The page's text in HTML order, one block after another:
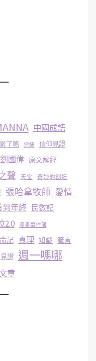
中國成語
了嗎 保捷 信仰見證
劉國偉 原文解經
聲 天堂 奇妙的創造
張哈拿牧師 愛情
到年終 民數記
2.0 漫畫事件簿
記 真理 知識 箴言
見證 週一嗎哪
章